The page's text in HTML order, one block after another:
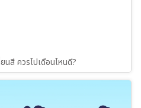
เที่ยวญี่ปุ่นใบไม้เปลี่ยนสี ควรไปเดือนไหนดี?